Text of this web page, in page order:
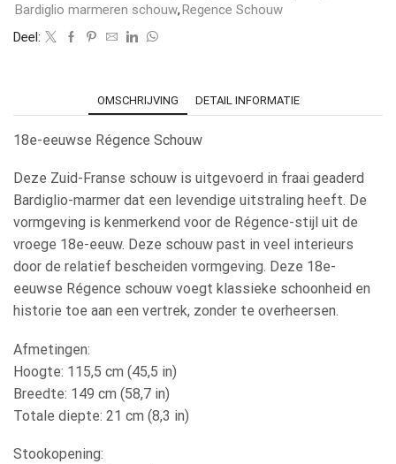
Bardiglio marmeren schouw,Regence Schouw
Deel:
OMSCHRIJVING DETAIL INFORMATIE
18e-eeuwse Régence Schouw
Deze Zuid-Franse schouw is uitgevoerd in fraai geaderd
Bardiglio-marmer dat een levendige uitstraling heeft. De
vormgeving is kenmerkend voor de Régence-stijl uit de
vroege 18e-eeuw. Deze schouw past in veel interieurs
door de relatief bescheiden vormgeving. Deze 18e-
eeuwse Régence schouw voegt klassieke schoonheid en
historie toe aan een vertrek, zonder te overheersen.
Afmetingen:
Hoogte: 115,5 cm (45,5 in)
Breedte: 149 cm (58,7 in)
Totale diepte: 21 cm (8,3 in)
Stookopening: